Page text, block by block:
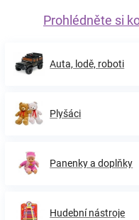
Prohlédněte si
Auta, lodě, roboti
Plyšáci
Panenky a doplňky
Hudební nástroje